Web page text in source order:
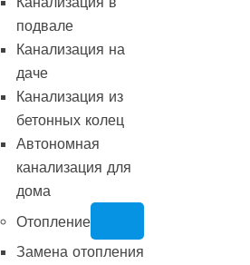
подвале
Канализация на
даче
Канализация из
бетонных колец
Автономная
канализация для
дома
Отопление
Замена отопления